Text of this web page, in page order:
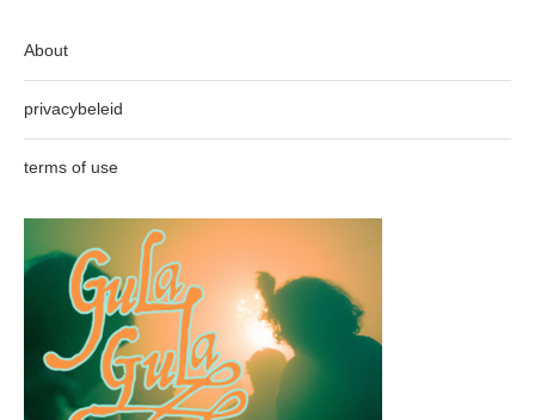
About
privacybeleid
terms of use